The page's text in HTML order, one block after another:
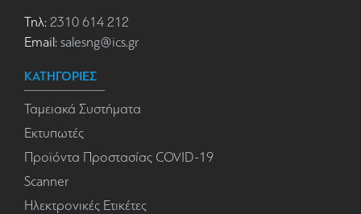
Τηλ: 2310 614 212
Email: salesng@ics.gr
ΚΑΤΗΓΟΡΙΕΣ
Ταμειακά Συστήματα
Εκτυπωτές
Προϊόντα Προστασίας COVID-19
Scanner
Ηλεκτρονικές Ετικέτες